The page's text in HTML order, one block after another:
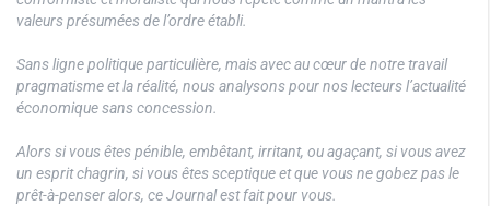
valeurs présumées de l’ordre établi.
Sans ligne politique particulière, mais avec au cœur de notre travail
pragmatisme et la réalité, nous analysons pour nos lecteurs l’actualité
économique sans concession.
Alors si vous êtes pénible, embêtant, irritant, ou agaçant, si vous avez
un esprit chagrin, si vous êtes sceptique et que vous ne gobez pas le
prêt-à-penser alors, ce Journal est fait pour vous.